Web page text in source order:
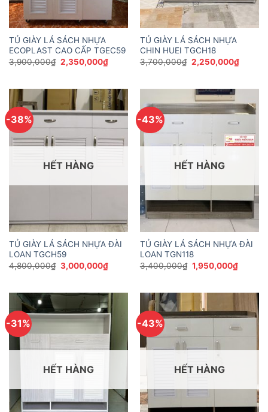
TỦ GIÀY LÁ SÁCH NHỰA
ECOPLAST CAO CẤP TGEC59
3,900,000₫ Giá
gốc
2,350,000₫Giá
hiện
2,350,000₫.
TỦ GIÀY LÁ SÁCH NHỰA
CHIN HUEI TGCH18
3,700,000₫ Giá
gốc
2,250,000₫Giá
hiện
-38%
HẾT HÀNG
TỦ GIÀY LÁ SÁCH NHỰA ĐÀI
LOAN TGCH59
4,800,000₫ Giá
gốc
3,000,000₫Giá
hiện
3,000,000₫.
-43%
HẾT HÀNG
TỦ GIÀY LÁ SÁCH NHỰA ĐÀI
LOAN TGN118
3,400,000₫ Giá
gốc
1,950,000₫Giá
hiện
-31%
HẾT HÀNG
-43%
HẾT HÀNG